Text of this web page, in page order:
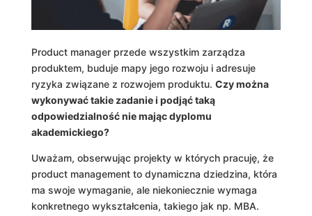
Product manager przede wszystkim zarządza
produktem, buduje mapy jego rozwoju i adresuje
ryzyka związane z rozwojem produktu. Czy można
wykonywać takie zadanie i podjąć taką
odpowiedzialność nie mając dyplomu
akademickiego?
Uważam, obserwując projekty w których pracuję, że
product management to dynamiczna dziedzina, która
ma swoje wymaganie, ale niekoniecznie wymaga
konkretnego wykształcenia, takiego jak np. MBA.